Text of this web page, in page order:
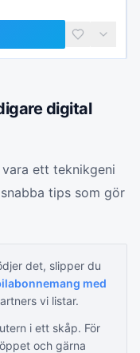
digital
ett teknikgeni
tips som gör
det, slipper du
med
vi listar.
i ett skåp. För
och gärna